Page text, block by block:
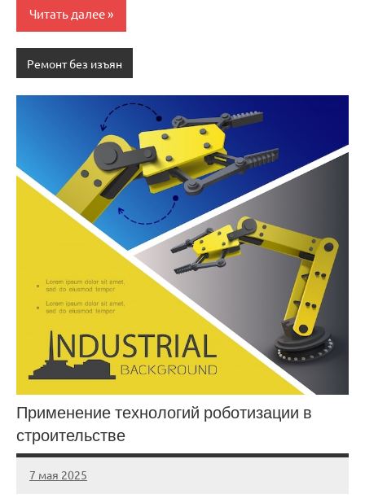
Читать далее
Ремонт без изъян
Применение технологий роботизации в
строительстве
7 мая 2025
gorod_stroi_
Нет